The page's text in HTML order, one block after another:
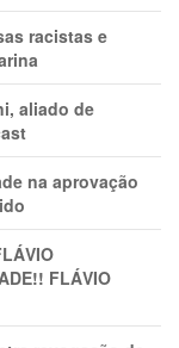
racistas e
aliado de
na aprovação
FLÁVIO